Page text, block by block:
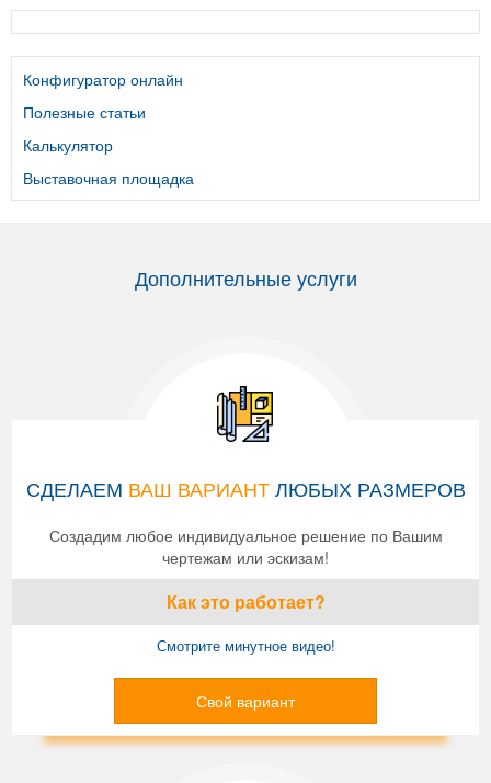
Конфигуратор онлайн
Полезные статьи
Калькулятор
Выставочная площадка
Дополнительные услуги
СДЕЛАЕМ ВАШ ВАРИАНТЛЮБЫХ РАЗМЕРОВ
Создадим любое индивидуальное решение по Вашим
чертежам или эскизам!
Как это работает?
Смотрите минутное видео!
Свой вариант